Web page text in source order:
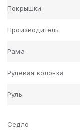
Покрышки
Производитель
Рама
Рулевая колонка
Руль
Седло